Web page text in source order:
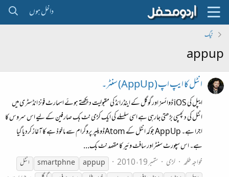
داخل ہوں
ٹیگ
appup
انٹل کا ایپ اپ ( AppUp) سنٹر۔
ایپل کی iOS ڈوائسز اور گوگل کے اینڈرائڈ کی مقبولیت دیکھتے ہوئے اسمارٹ فونز انڈسٹری میں
انٹل کی دلچسپی بڑھتی جارہی ہے اسی سلسلے کی ایک کڑی نٹ بک صارفین کے لیے اس سروس کا
اجرا ہے۔ AppUp جوکہ انٹل کے Atomڈویلپر پروگرام سے ماخوذ ہے کا آغاز کردیا گیا
ہے۔ اس سپورٹ سنٹراور سافٹ وئیر کا مقصد نٹ بک...
خواجہ طلحہ لڑی ستمبر 19، 2010 appup
smart phne
انٹل